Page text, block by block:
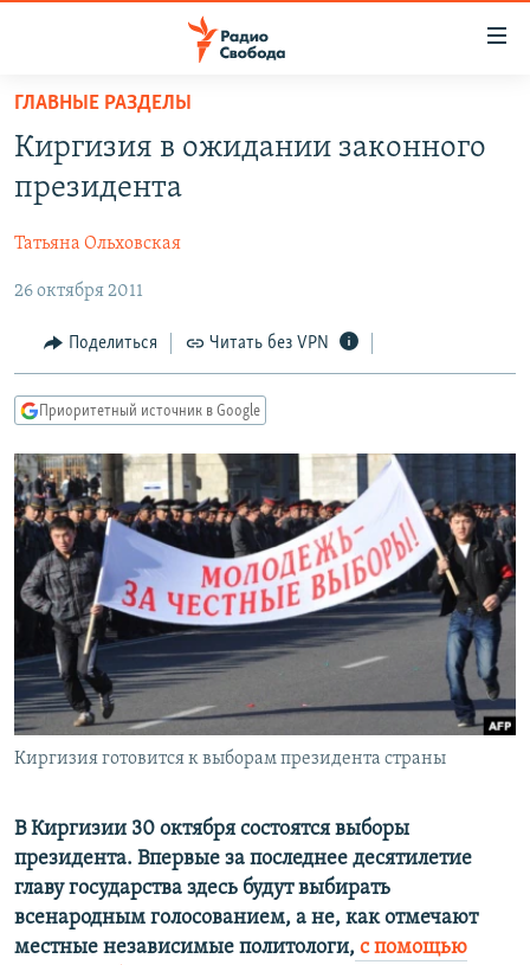
упрощенного
доступа
основному
Вернутся
главной
навигации
Вернутся
поиску
ПОДКАСТЫ
АВТОРСКИЕ ПРОЕКТЫ
ЦИТАТЫ СВОБОДЫ
МНЕНИЯ
КУЛЬТУРА
IDEL.РЕАЛИИ
КАВКАЗ.РЕАЛИИ
СЕВЕР.РЕАЛИИ
СИБИРЬ.РЕАЛИИ
РАСПИСАНИЕ ВЕЩАНИЯ
ПОДПИШИТЕСЬ НА РАССЫЛКУ
СОЦИАЛЬНЫЕ СЕТИ
Все сайты РСЕ/РС
ГЛАВНЫЕ РАЗДЕЛЫ
Киргизия в ожидании законного
президента
Татьяна Ольховская
26 октября 2011
Поделиться Читать без VPN
Приоритетный источник в Google
Киргизия готовится к выборам президента страны
В Киргизии 30 октября состоятся выборы
президента. Впервые за последнее десятилетие
главу государства здесь будут выбирать
всенародным голосованием, а не, как отмечают
местные независимые политологи, с помощью